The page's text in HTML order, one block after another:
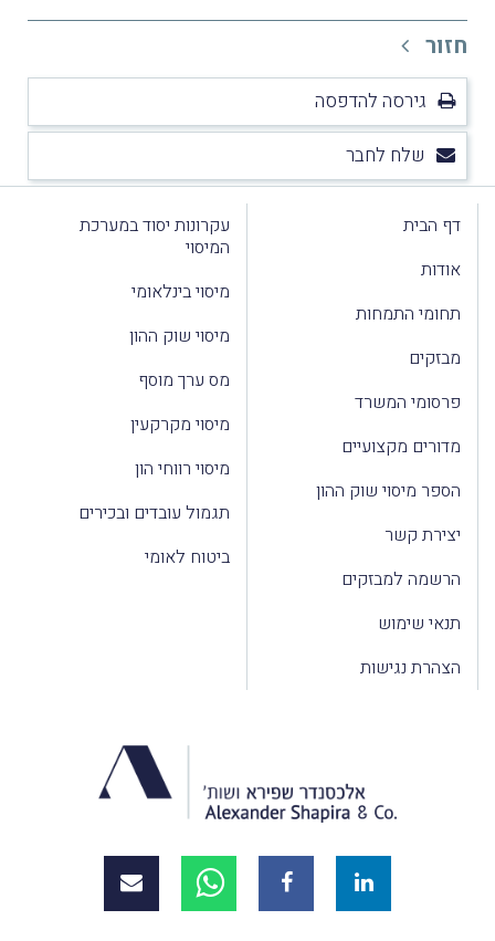
חזור
גירסה להדפסה
שלח לחבר
דף הבית
אודות
תחומי התמחות
מבזקים
פרסומי המשרד
מדורים מקצועיים
הספר מיסוי שוק ההון
יצירת קשר
הרשמה למבזקים
תנאי שימוש
הצהרת נגישות
עקרונות יסוד במערכת
המיסוי
מיסוי בינלאומי
מיסוי שוק ההון
מס ערך מוסף
מיסוי מקרקעין
מיסוי רווחי הון
תגמול עובדים ובכירים
ביטוח לאומי